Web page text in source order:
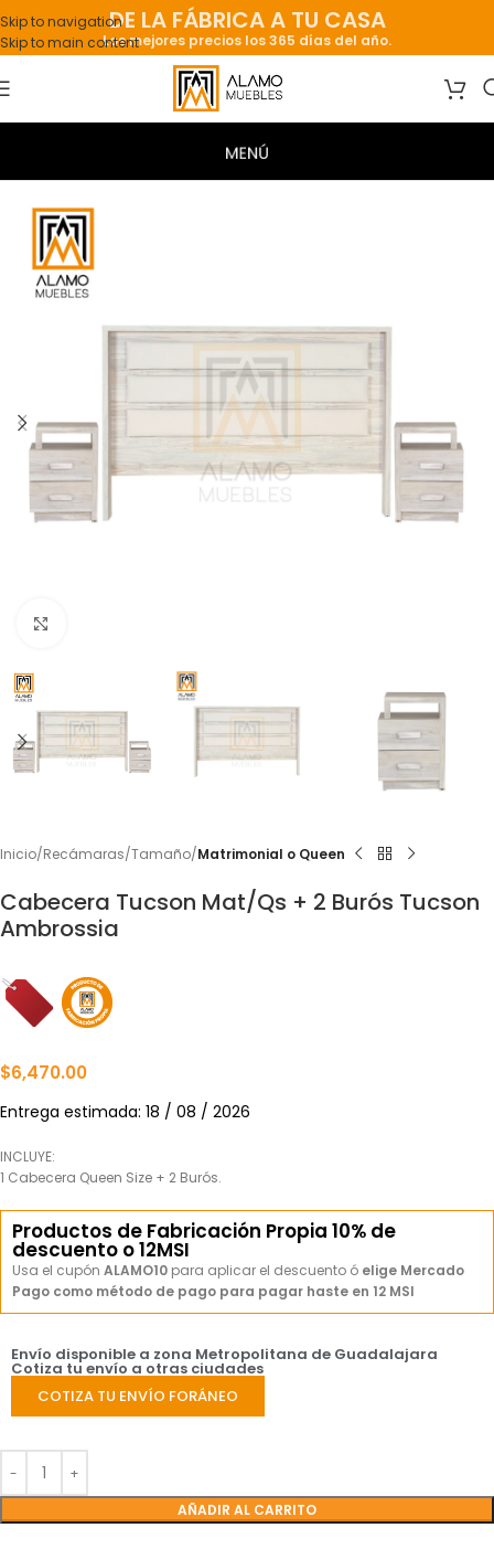
Skip to navigation
Skip to main content
DE LA FÁBRICA A TU CASA
Los mejores precios los 365 días del año.
Inicio Recámaras Tamaño Matrimonial o Queen
Cabecera Tucson Mat/Qs + 2 Burós Tucson
Ambrossia
$6,470.00
Entrega estimada: 18 / 08 / 2026
INCLUYE:
1 Cabecera Queen Size + 2 Burós.
Productos de Fabricación Propia 10% de
descuento o 12MSI
Usa el cupón ALAMO10 para aplicar el descuento ó elige Mercado
Pago como método de pago para pagar haste en 12 MSI
Envío disponible a zona Metropolitana de Guadalajara
Cotiza tu envío a otras ciudades
COTIZA TU ENVÍO FORÁNEO
AÑADIR AL CARRITO